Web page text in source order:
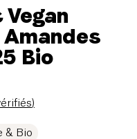
Bio
)
& Bio